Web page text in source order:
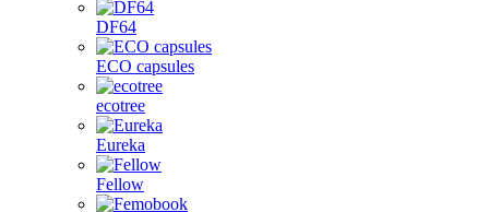
DF64
ECO capsules
ecotree
Eureka
Fellow